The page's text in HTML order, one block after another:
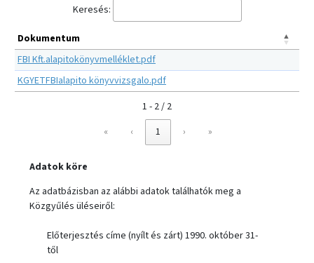
Keresés:
Dokumentum
FBI Kft.alapitokönyvmelléklet.pdf
KGYETFBIalapito könyvvizsgalo.pdf
1 - 2 / 2
«
‹ 1 › »
Adatok köre
Az adatbázisban az alábbi adatok találhatók meg a
Közgyűlés üléseiről:
Előterjesztés címe (nyílt és zárt) 1990. október 31-
től